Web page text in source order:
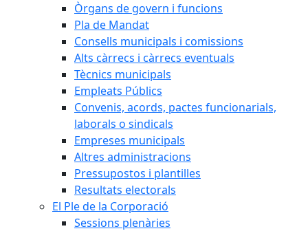
Òrgans de govern i funcions
Pla de Mandat
Consells municipals i comissions
Alts càrrecs i càrrecs eventuals
Tècnics municipals
Empleats Públics
Convenis, acords, pactes funcionarials,
laborals o sindicals
Empreses municipals
Altres administracions
Pressupostos i plantilles
Resultats electorals
El Ple de la Corporació
Sessions plenàries